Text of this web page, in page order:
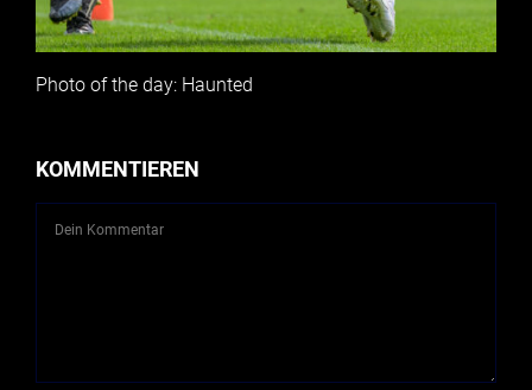
Photo of the day: Haunted
KOMMENTIEREN